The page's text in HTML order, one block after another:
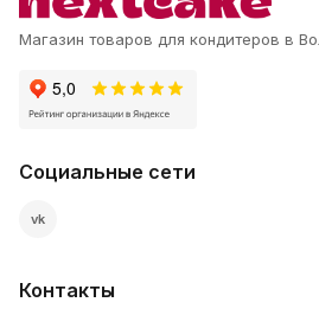
Магазин товаров для кондитеров в
Социальные сети
vk
Контакты